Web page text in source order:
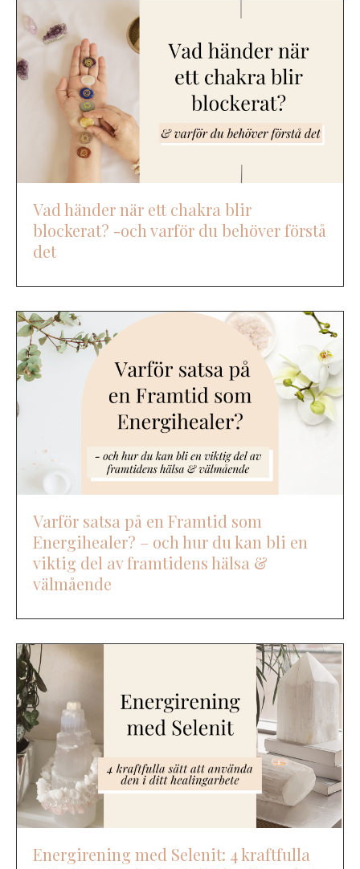
Vad händer när ett chakra blir
blockerat? -och varför du behöver förstå
det
Varför satsa på en Framtid som
Energihealer? – och hur du kan bli en
viktig del av framtidens hälsa &
välmående
Energirening med Selenit: 4 kraftfulla